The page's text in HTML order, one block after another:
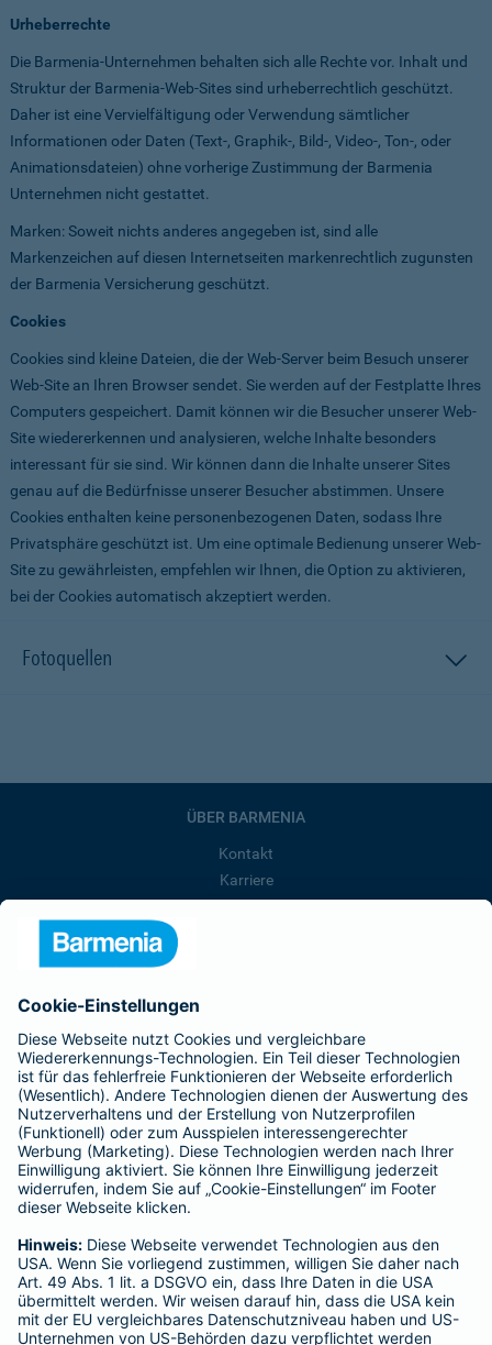
Urheberrechte
Die Barmenia-Unternehmen behalten sich alle Rechte vor. Inhalt und
Struktur der Barmenia-Web-Sites sind urheberrechtlich geschützt.
Daher ist eine Vervielfältigung oder Verwendung sämtlicher
Informationen oder Daten (Text-, Graphik-, Bild-, Video-, Ton-, oder
Animationsdateien) ohne vorherige Zustimmung der Barmenia
Unternehmen nicht gestattet.
Marken: Soweit nichts anderes angegeben ist, sind alle
Markenzeichen auf diesen Internetseiten markenrechtlich zugunsten
der Barmenia Versicherung geschützt.
Cookies
Cookies sind kleine Dateien, die der Web-Server beim Besuch unserer
Web-Site an Ihren Browser sendet. Sie werden auf der Festplatte Ihres
Computers gespeichert. Damit können wir die Besucher unserer Web-
Site wiedererkennen und analysieren, welche Inhalte besonders
interessant für sie sind. Wir können dann die Inhalte unserer Sites
genau auf die Bedürfnisse unserer Besucher abstimmen. Unsere
Cookies enthalten keine personenbezogenen Daten, sodass Ihre
Privatsphäre geschützt ist. Um eine optimale Bedienung unserer Web-
Site zu gewährleisten, empfehlen wir Ihnen, die Option zu aktivieren,
bei der Cookies automatisch akzeptiert werden.
Fotoquellen
ÜBER BARMENIA
Kontakt
Karriere
Barmenia ist Teil der BarmeniaGothaer
BELIEBTE SEITEN
Kranken-Zusatzversicherung
Tierversicherungen
Haftpflichtversicherung
Hausratversicherung
Adresse ändern
Schaden melden
Kilometerstandsmeldung
Serviceübersicht